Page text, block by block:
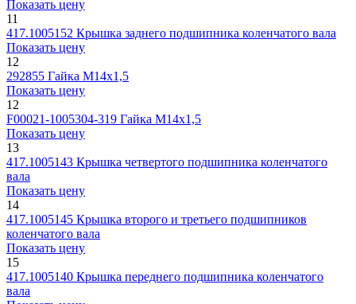
Показать цену
11
417.1005152 Крышка заднего подшипника коленчатого вала
Показать цену
12
292855 Гайка М14х1,5
Показать цену
12
F00021-1005304-319 Гайка М14х1,5
Показать цену
13
417.1005143 Крышка четвертого подшипника коленчатого
вала
Показать цену
14
417.1005145 Крышка второго и третьего подшипников
коленчатого вала
Показать цену
15
417.1005140 Крышка переднего подшипника коленчатого
вала